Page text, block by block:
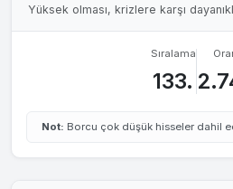
Yüksek olması, krizlere karşı
Sıralama
133.
Not: Borcu çok düşük hisseler dahil